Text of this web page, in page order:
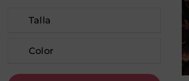
Talla
Color